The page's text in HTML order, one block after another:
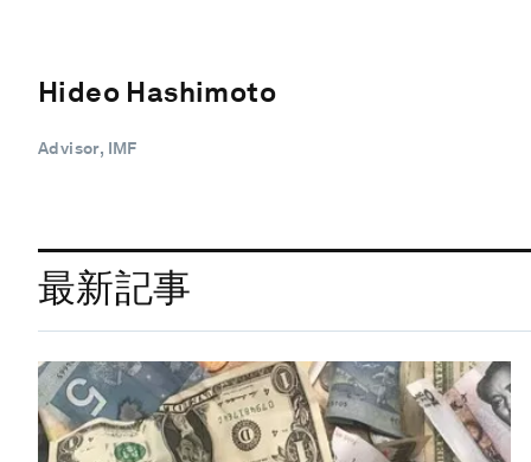
Hideo Hashimoto
Advisor, IMF
最新記事